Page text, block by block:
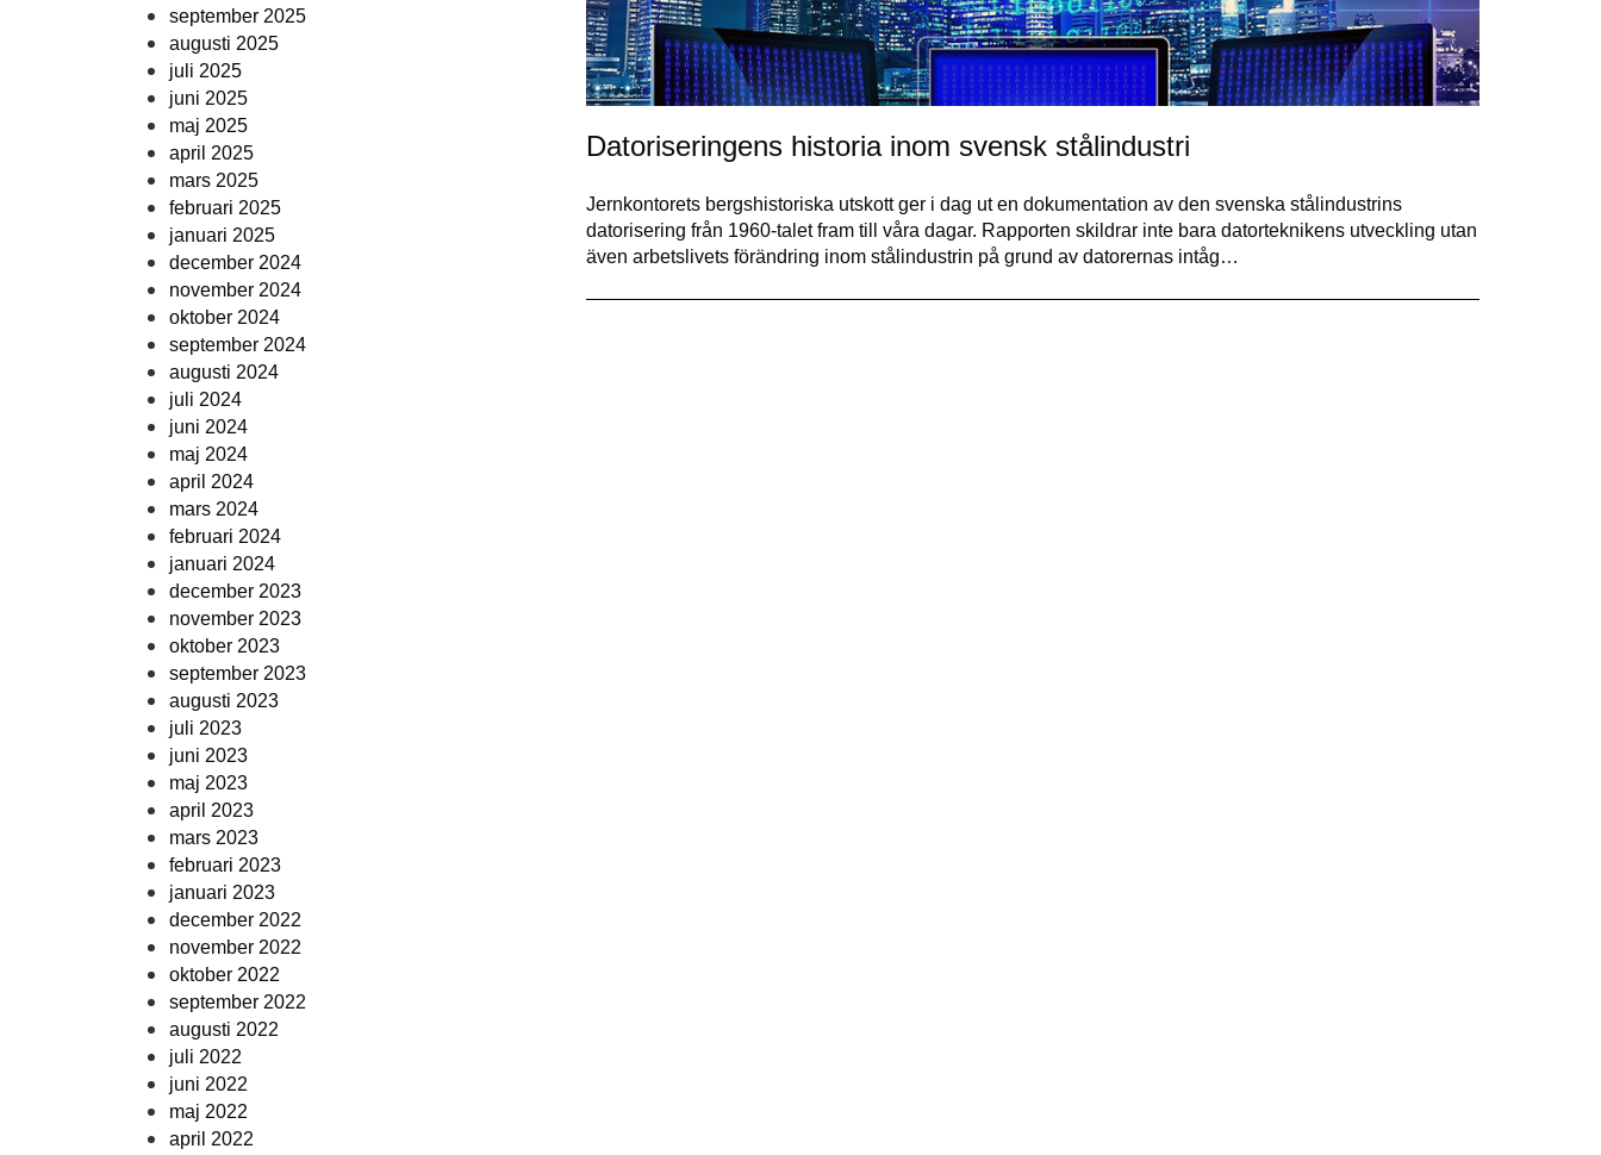
september 2025
augusti 2025
juli 2025
juni 2025
maj 2025
april 2025
mars 2025
februari 2025
januari 2025
december 2024
november 2024
oktober 2024
september 2024
augusti 2024
juli 2024
juni 2024
maj 2024
april 2024
mars 2024
februari 2024
januari 2024
december 2023
november 2023
oktober 2023
september 2023
augusti 2023
juli 2023
juni 2023
maj 2023
april 2023
mars 2023
februari 2023
januari 2023
december 2022
november 2022
oktober 2022
september 2022
augusti 2022
juli 2022
juni 2022
maj 2022
april 2022
Datoriseringens historia inom svensk stålindustri
Jernkontorets bergshistoriska utskott ger i dag ut en dokumentation av den svenska stålindustrins
datorisering från 1960-talet fram till våra dagar. Rapporten skildrar inte bara datorteknikens utveckling utan
även arbetslivets förändring inom stålindustrin på grund av datorernas intåg…